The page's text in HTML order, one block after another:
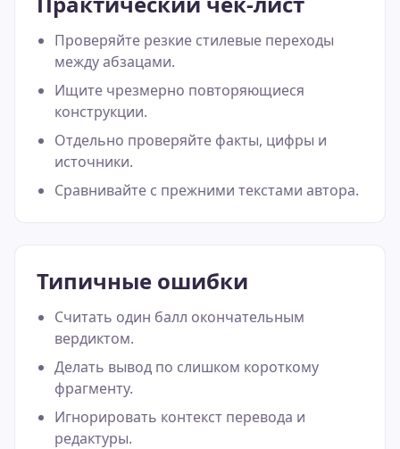
Проверяйте резкие стилевые переходы
между абзацами.
Ищите чрезмерно повторяющиеся
конструкции.
Отдельно проверяйте факты, цифры и
источники.
Сравнивайте с прежними текстами автора.
Типичные ошибки
Считать один балл окончательным
вердиктом.
Делать вывод по слишком короткому
фрагменту.
Игнорировать контекст перевода и
редактуры.